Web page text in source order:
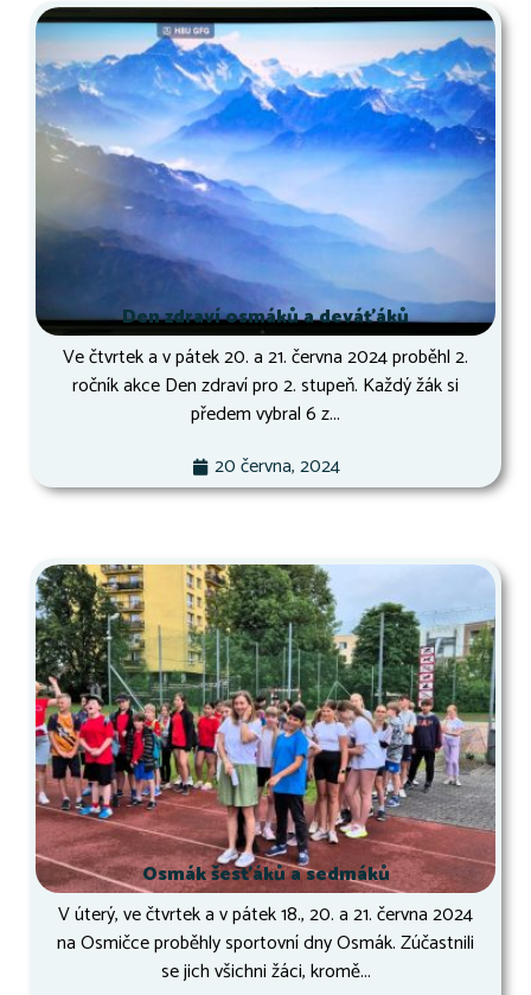
Den zdraví osmáků a deváťáků
Ve čtvrtek a v pátek 20. a 21. června 2024 proběhl 2.
ročník akce Den zdraví pro 2. stupeň. Každý žák si
předem vybral 6 z...
20 června, 2024
Osmák šesťáků a sedmáků
V úterý, ve čtvrtek a v pátek 18., 20. a 21. června 2024
na Osmičce proběhly sportovní dny Osmák. Zúčastnili
se jich všichni žáci, kromě...